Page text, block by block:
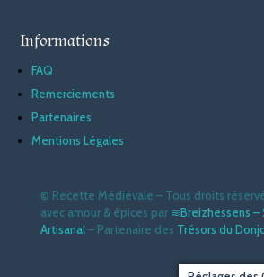
Informations
FAQ
Remerciements
Partenaires
Mentions Légales
© Recette Médiévale – Tous droits
avec amour & épices par ≋Breizhessens –
Artisanal– Partenaire des Trésors du